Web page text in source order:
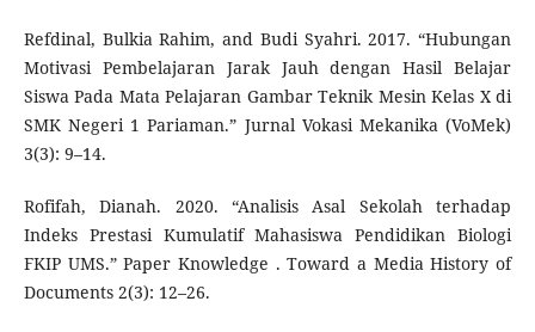
Refdinal, Bulkia Rahim, and Budi Syahri. 2017. “Hubungan
Motivasi Pembelajaran Jarak Jauh dengan Hasil Belajar
Siswa Pada Mata Pelajaran Gambar Teknik Mesin Kelas X di
SMK Negeri 1 Pariaman.” Jurnal Vokasi Mekanika (VoMek)
3(3): 9–14.
Rofifah, Dianah. 2020. “Analisis Asal Sekolah terhadap
Indeks Prestasi Kumulatif Mahasiswa Pendidikan Biologi
FKIP UMS.” Paper Knowledge . Toward a Media History of
Documents 2(3): 12–26.